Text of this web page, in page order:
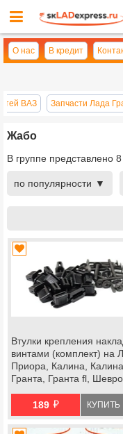
О нас В кредит
ВАЗ Запчасти Лада
Жабо
В группе представлено 8
по популярности
Втулки крепления
винтами (комплект) на
Приора, Калина, Калина
Гранта, Гранта fl,
189 й КУПИТЬ